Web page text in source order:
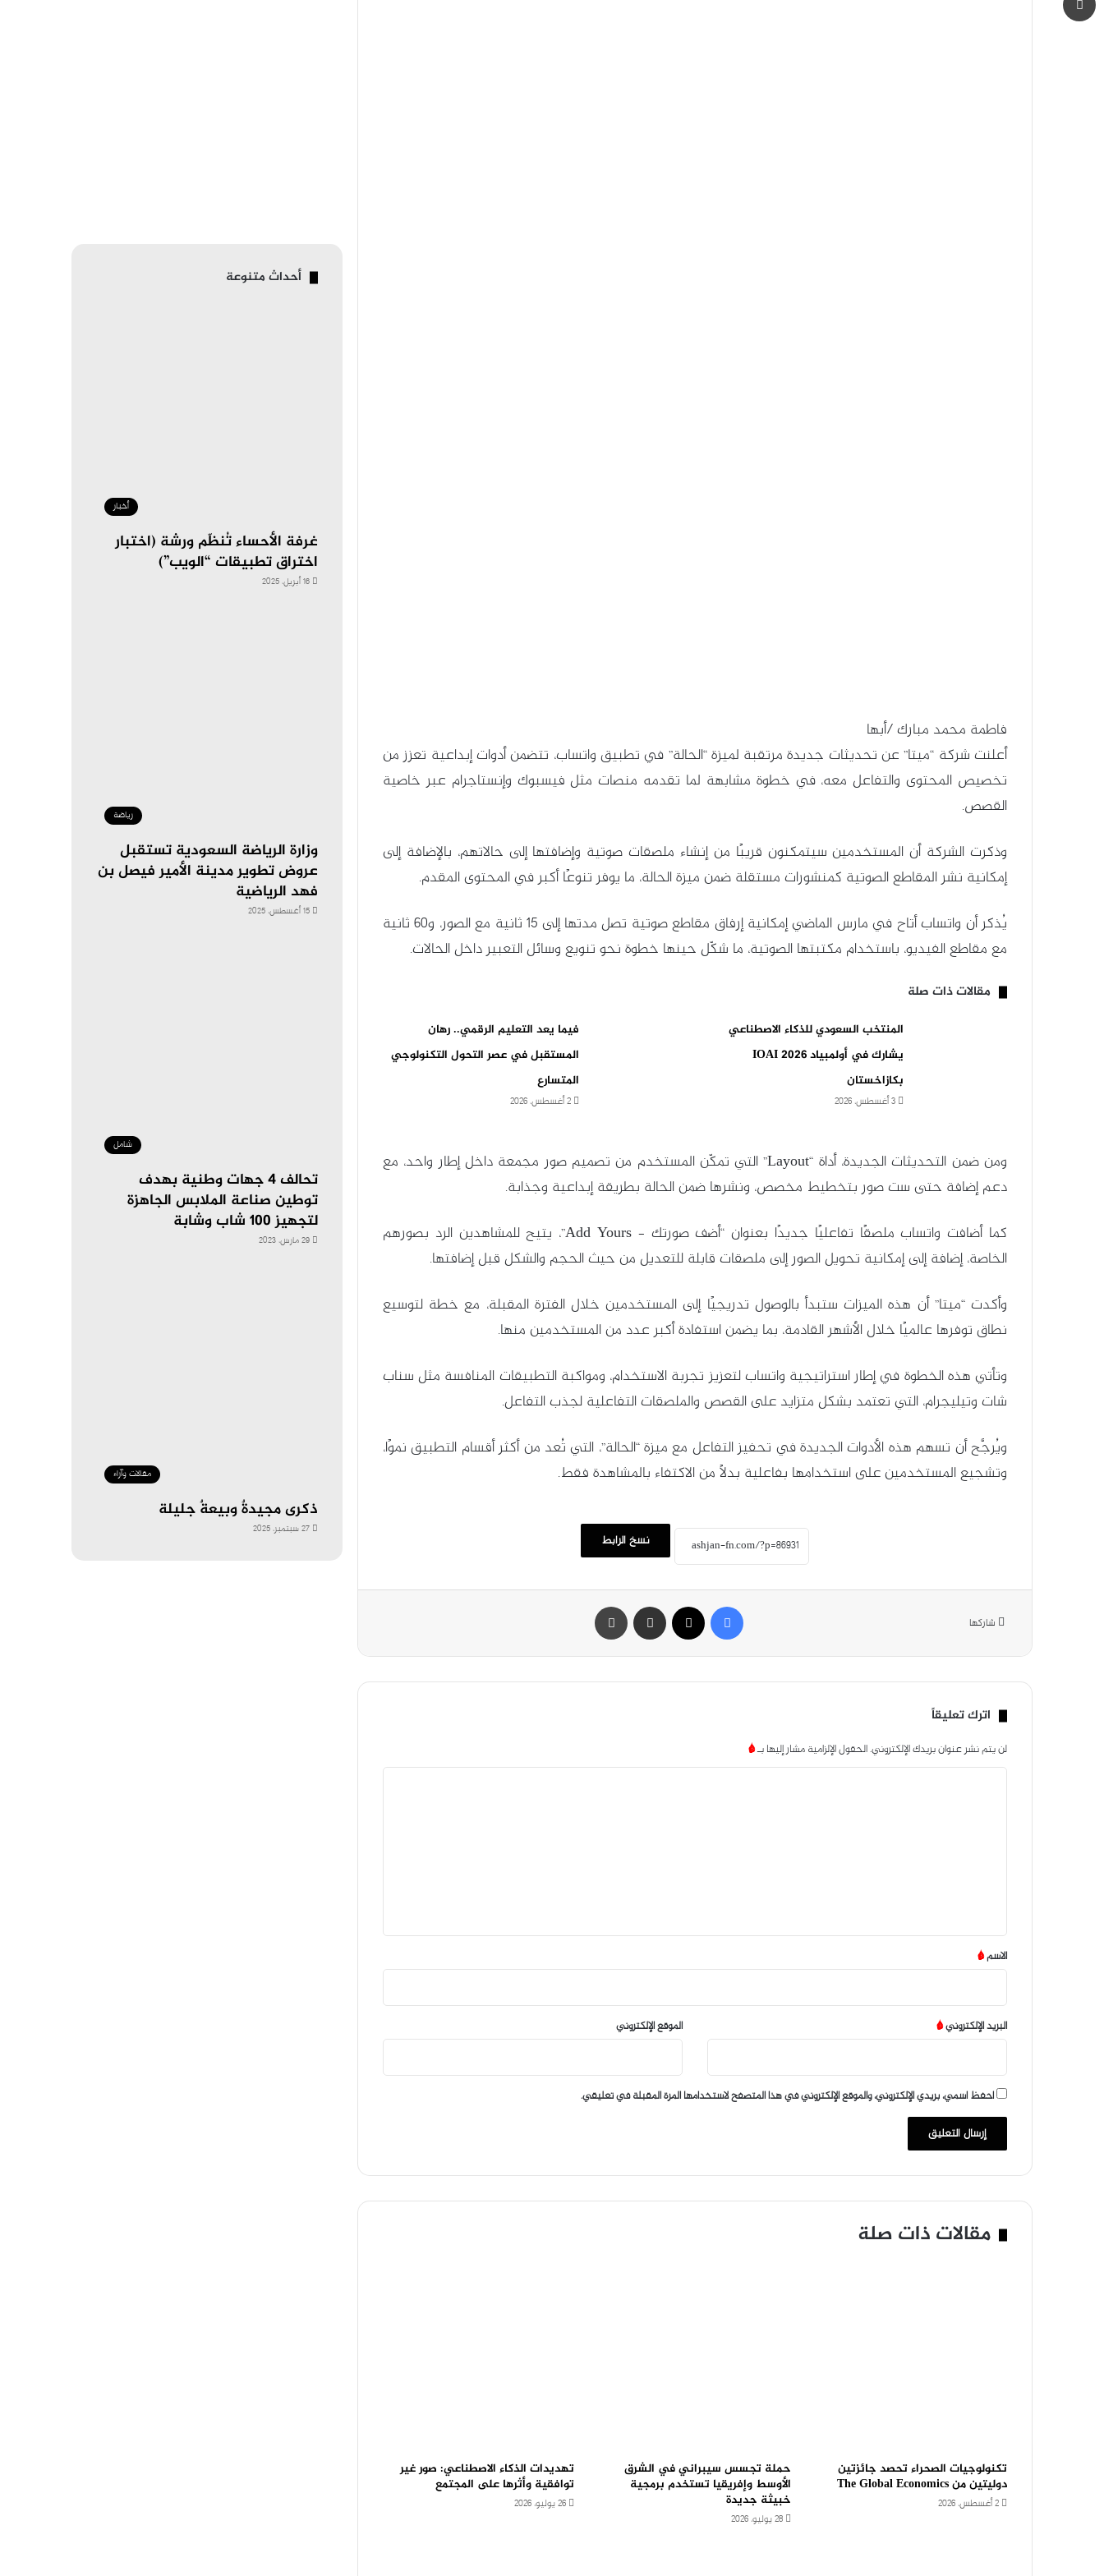
فاطمة محمد مبارك /أبها
أعلنت شركة “ميتا” عن تحديثات جديدة مرتقبة لميزة “الحالة” في تطبيق واتساب، تتضمن أدوات إبداعية تعزز من
تخصيص المحتوى والتفاعل معه، في خطوة مشابهة لما تقدمه منصات مثل فيسبوك وإنستاجرام عبر خاصية
القصص.
وذكرت الشركة أن المستخدمين سيتمكنون قريبًا من إنشاء ملصقات صوتية وإضافتها إلى حالاتهم، بالإضافة إلى
إمكانية نشر المقاطع الصوتية كمنشورات مستقلة ضمن ميزة الحالة، ما يوفر تنوعًا أكبر في المحتوى المقدم.
يُذكر أن واتساب أتاح في مارس الماضي إمكانية إرفاق مقاطع صوتية تصل مدتها إلى 15 ثانية مع الصور، و60 ثانية
مع مقاطع الفيديو، باستخدام مكتبتها الصوتية، ما شكّل حينها خطوة نحو تنويع وسائل التعبير داخل الحالات.
مقالات ذات صلة
المنتخب السعودي للذكاء الاصطناعي
يشارك في أولمبياد IOAI 2026
بكازاخستان
3 أغسطس، 2026
فيما يعد التعليم الرقمي.. رهان
المستقبل في عصر التحول التكنولوجي
المتسارع
2 أغسطس، 2026
ومن ضمن التحديثات الجديدة، أداة “Layout” التي تمكّن المستخدم من تصميم صور مجمعة داخل إطار واحد، مع
دعم إضافة حتى ست صور بتخطيط مخصص، ونشرها ضمن الحالة بطريقة إبداعية وجذابة.
كما أضافت واتساب ملصقًا تفاعليًا جديدًا بعنوان “أضف صورتك – Add Yours”، يتيح للمشاهدين الرد بصورهم
الخاصة، إضافة إلى إمكانية تحويل الصور إلى ملصقات قابلة للتعديل من حيث الحجم والشكل قبل إضافتها.
وأكدت “ميتا” أن هذه الميزات ستبدأ بالوصول تدريجيًا إلى المستخدمين خلال الفترة المقبلة، مع خطة لتوسيع
نطاق توفرها عالميًا خلال الأشهر القادمة، بما يضمن استفادة أكبر عدد من المستخدمين منها.
وتأتي هذه الخطوة في إطار استراتيجية واتساب لتعزيز تجربة الاستخدام، ومواكبة التطبيقات المنافسة مثل سناب
شات وتيليجرام، التي تعتمد بشكل متزايد على القصص والملصقات التفاعلية لجذب التفاعل.
ويُرجَّح أن تسهم هذه الأدوات الجديدة في تحفيز التفاعل مع ميزة “الحالة”، التي تُعد من أكثر أقسام التطبيق نموًا،
وتشجيع المستخدمين على استخدامها بفاعلية بدلًا من الاكتفاء بالمشاهدة فقط.
نسخ الرابط
شاركها
اترك تعليقاً
لن يتم نشر عنوان بريدك الإلكتروني.الحقول الإلزامية مشار إليها بـ*
*
الاسم*
البريد الإلكتروني* الموقع الإلكتروني
احفظ اسمي، بريدي الإلكتروني، والموقع الإلكتروني في هذا المتصفح لاستخدامها المرة المقبلة في تعليقي.
مقالات ذات صلة
تكنولوجيات الصحراء تحصد جائزتين
دوليتين من The Global Economics
2 أغسطس، 2026
حملة تجسس سيبراني في الشرق
الأوسط وإفريقيا تستخدم برمجية
خبيثة جديدة
28 يوليو، 2026
تهديدات الذكاء الاصطناعي: صور غير
توافقية وأثرها على المجتمع
26 يوليو، 2026
أحداث متنوعة
أخبار
غرفة الأحساء تُنظّم ورشة (اختبار
اختراق تطبيقات “الويب”)
16 أبريل، 2025
رياضة
وزارة الرياضة السعودية تستقبل
عروض تطوير مدينة الأمير فيصل بن
فهد الرياضية
15 أغسطس، 2025
شامل
تحالف 4 جهات وطنية بهدف
توطين صناعة الملابس الجاهزة
لتجهيز 100 شاب وشابة
29 مارس، 2023
مقالات وآراء
ذكرى مجيدةٌ وبيعةٌ جليلة
27 سبتمبر، 2025